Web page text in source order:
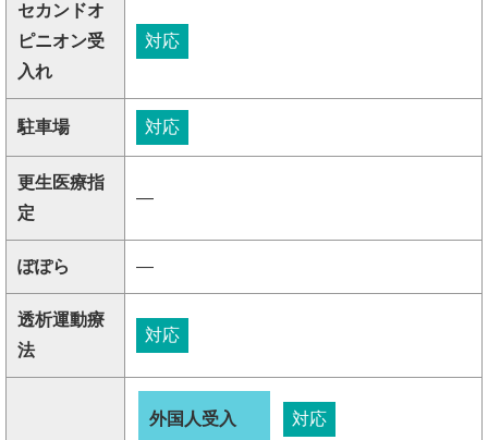
セカンドオ
ピニオン受
入れ
対応
駐車場 対応
更生医療指
定
―
ぽぽら ―
透析運動療
法
対応
外国人受入 対応